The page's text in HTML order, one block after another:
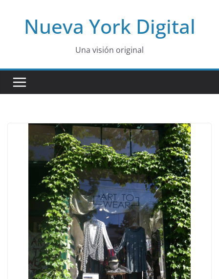
contentNueva York Digital
Una visión original